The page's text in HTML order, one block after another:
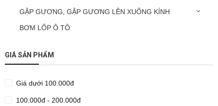
GẬP GƯƠNG, GẬP GƯƠNG LÊN XUỐNG KÍNH
BƠM LỐP Ô TÔ
GIÁ SẢN PHẨM
Giá dưới 100.000đ
100.000đ - 200.000đ